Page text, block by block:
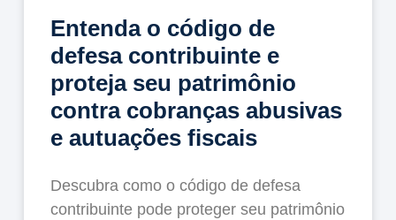
Entenda o código de
defesa contribuinte e
proteja seu patrimônio
contra cobranças abusivas
e autuações fiscais
Descubra como o código de defesa
contribuinte pode proteger seu patrimônio